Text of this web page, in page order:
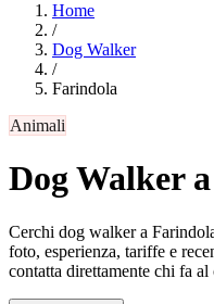
Home
/
Dog Walker
/
Farindola
Animali
Dog Walker
Cerchi dog walker a
foto, esperienza, tariffe e
contatta direttamente chi fa al